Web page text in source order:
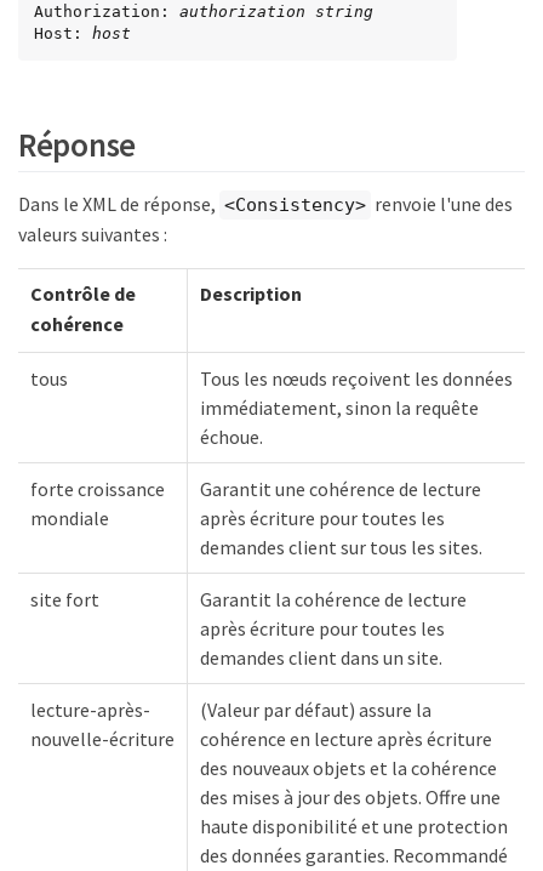
Authorization: authorization string
Host: host
Réponse
Dans le XML de réponse, <Consistency> renvoie l'une des
valeurs suivantes :
Contrôle de
cohérence
Description
tous
Tous les nœuds reçoivent les données
immédiatement, sinon la requête
échoue.
forte croissance
mondiale
Garantit une cohérence de lecture
après écriture pour toutes les
demandes client sur tous les sites.
site fort
Garantit la cohérence de lecture
après écriture pour toutes les
demandes client dans un site.
lecture-après-
nouvelle-écriture
(Valeur par défaut) assure la
cohérence en lecture après écriture
des nouveaux objets et la cohérence
des mises à jour des objets. Offre une
haute disponibilité et une protection
des données garanties. Recommandé